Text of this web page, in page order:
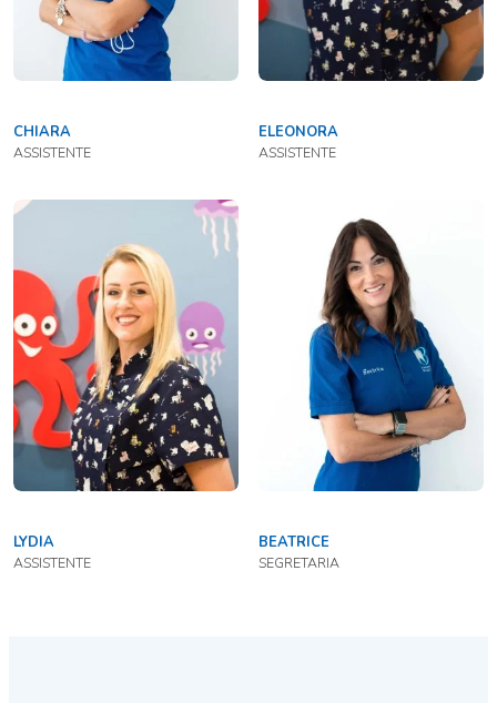
CHIARA
ASSISTENTE
ELEONORA
ASSISTENTE
LYDIA
ASSISTENTE
BEATRICE
SEGRETARIA